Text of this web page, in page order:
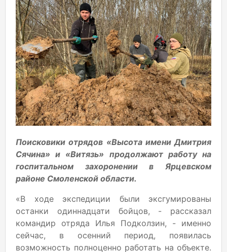
Поисковики отрядов «Высота имени Дмитрия
Сячина» и «Витязь» продолжают работу на
госпитальном захоронении в Ярцевском
районе Смоленской области.
«В ходе экспедиции были эксгумированы
останки одиннадцати бойцов, - рассказал
командир отряда Илья Подколзин, - именно
сейчас, в осенний период, появилась
возможность полноценно работать на объекте.